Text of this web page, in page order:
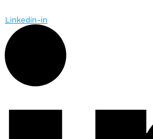
Linkedin-in